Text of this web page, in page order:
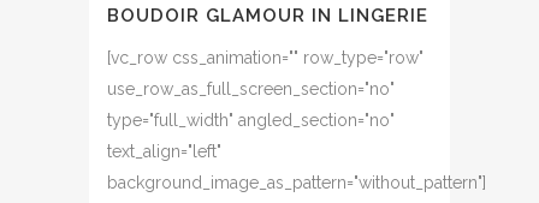
BOUDOIR GLAMOUR IN LINGERIE
[vc_row css_animation="" row_type="row"
use_row_as_full_screen_section="no"
type="full_width" angled_section="no"
text_align="left"
background_image_as_pattern="without_pattern"]